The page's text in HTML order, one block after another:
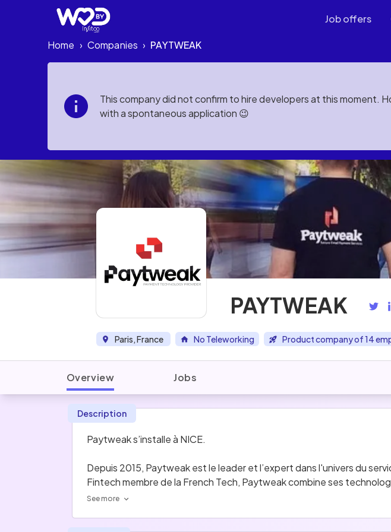
Job offers
Home › Companies › PAYTWEAK
This company did not confirm to hire developers at this moment.
with a spontaneous application 😉
PAYTWEAK
Paris, France No Teleworking Product company of 14
Overview Jobs
Description
Paytweak s’installe à NICE.
Depuis 2015, Paytweak est le leader et l’expert dans l'univers du
Fintech membre de la French Tech, Paytweak combine ses
des services de paiement innovants via SaaS et API.
See more